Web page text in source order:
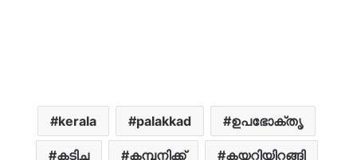
kerala palakkad ഉപഭോക്തൃ
കടിച്ച കമ്പനിക്ക് കയറിയിറങ്ങി